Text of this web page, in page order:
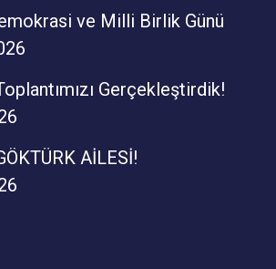
ve Milli Birlik Günü
Gerçekleştirdik!
AİLESİ!